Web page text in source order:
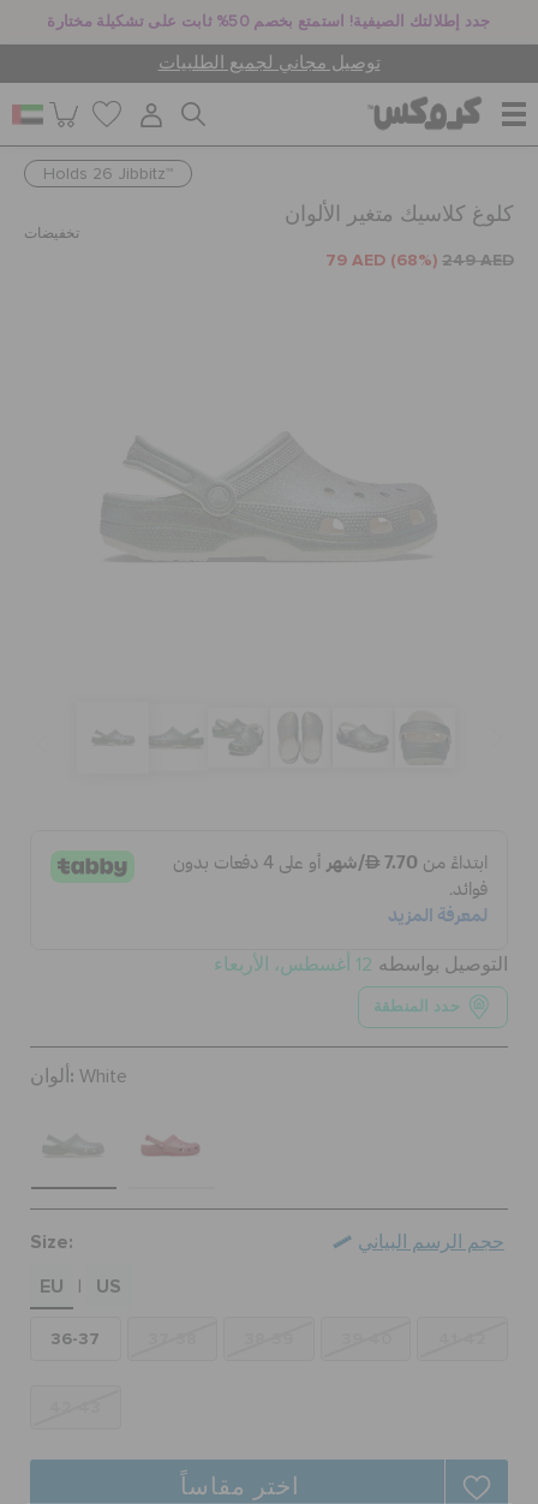
جدد إطلالتك الصيفية! استمتع بخصم 50% ثابت على تشكيلة مختارة
توصيل مجاني لجميع الطلبيات
للرجال
كروكس لمكان العمل
تسجيل الدخول / اشتراك
تحديد موقع المتجر
خدمة العملاء
Holds 26 Jibbitz™
كلوغ كلاسيك متغير الألوان
تخفيضات
79 AED (68%) 249 AED
التوصيل بواسطه 12 أغسطس، الأربعاء
حدد المنطقة
ألوان: White
Size:
EU
US
36-37
حجم الرسم البياني
اختر مقاساً